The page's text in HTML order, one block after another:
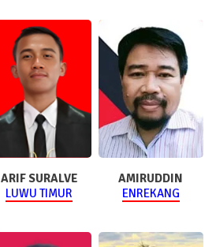
ARIF SURALVE
LUWU TIMUR
AMIRUDDIN
ENREKANG